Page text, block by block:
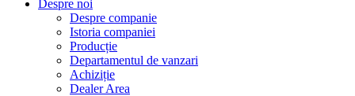
Despre noi
Despre companie
Istoria companiei
Producție
Departamentul de vanzari
Achiziție
Dealer Area